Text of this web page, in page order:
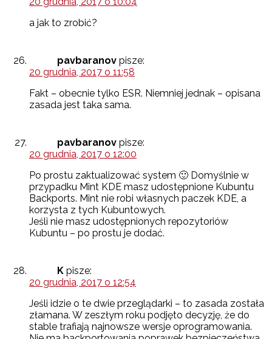
a jak to zrobić?
pavbaranov pisze:
20 grudnia, 2017 o 11:58
Fakt – obecnie tylko ESR. Niemniej jednak – opisana
zasada jest taka sama.
pavbaranov pisze:
20 grudnia, 2017 o 12:00
Po prostu zaktualizować system 🙂 Domyślnie w
przypadku Mint KDE masz udostępnione Kubuntu
Backports. Mint nie robi własnych paczek KDE, a
korzysta z tych Kubuntowych.
Jeśli nie masz udostępnionych repozytoriów
Kubuntu – po prostu je dodać.
K pisze:
20 grudnia, 2017 o 12:54
Jeśli idzie o te dwie przeglądarki – to zasada została
złamana. W zeszłym roku podjęto decyzję, że do
stable trafiają najnowsze wersje oprogramowania.